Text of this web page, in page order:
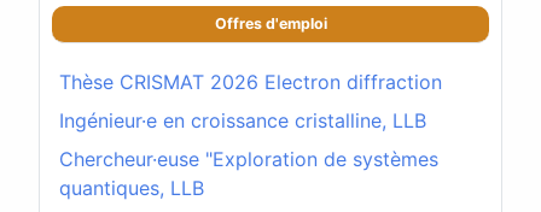
Offres d'emploi
Thèse CRISMAT 2026 Electron diffraction
Ingénieur·e en croissance cristalline, LLB
Chercheur·euse "Exploration de systèmes
quantiques, LLB